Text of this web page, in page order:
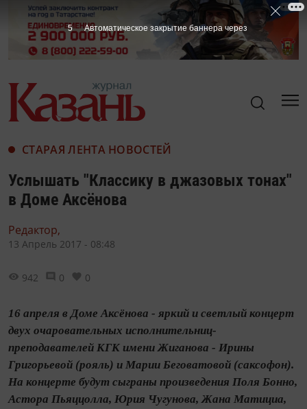
СТАРАЯ ЛЕНТА НОВОСТЕЙ
Услышать "Классику в джазовых тонах"
в Доме Аксёнова
Редактор,
13 Апрель 2017 - 08:48
942 0 0
16 апреля в Доме Аксёнова - яркий и светлый концерт
двух очаровательных исполнительниц-
преподавателей КГК имени Жиганова - Ирины
Григорьевой (рояль) и Марии Беговатовой (саксофон).
На концерте будут сыграны произведения Поля Бонно,
Астора Пьяццолла, Юрия Чугунова, Жана Матициа,
4 Автоматическое закрытие баннера через